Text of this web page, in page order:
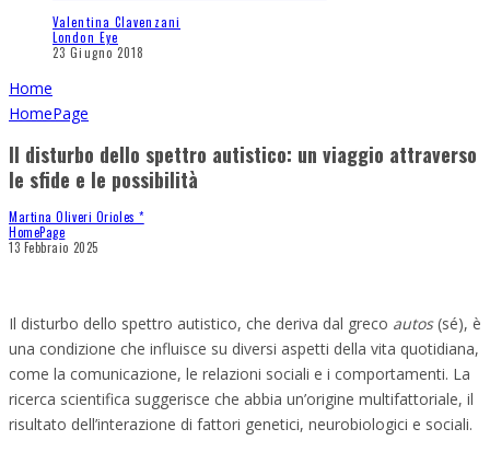
Valentina Clavenzani
London Eye
23 Giugno 2018
Home
HomePage
Il disturbo dello spettro autistico: un viaggio attraverso
le sfide e le possibilità
Martina Oliveri Orioles *
HomePage
13 Febbraio 2025
Il disturbo dello spettro autistico, che deriva dal greco autos(sé), è
una condizione che influisce su diversi aspetti della vita quotidiana,
come la comunicazione, le relazioni sociali e i comportamenti. La
ricerca scientifica suggerisce che abbia un’origine multifattoriale, il
risultato dell’interazione di fattori genetici, neurobiologici e sociali.